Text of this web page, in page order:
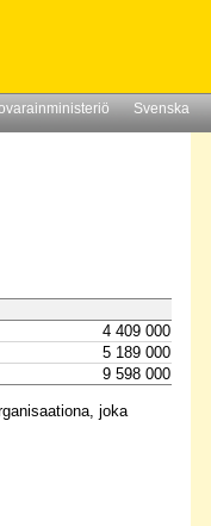
Svenska
4 409 000
5 189 000
9 598 000
joka